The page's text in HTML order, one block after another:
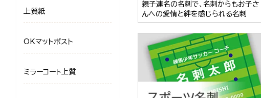
親子連名の名刺で、名刺からもお子さ
んへの愛情と絆を感じられる名刺
上質紙
OKマットポスト
ミラーコート上質